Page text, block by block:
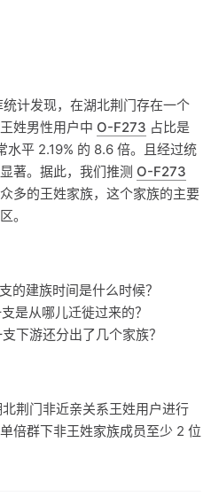
计发现，在湖北荆门存在一个
姓男性用户中 O-F273 占比是
水平 2.19% 的 8.6 倍。且经过统
著。据此，我们推测 O-F273
多的王姓家族，这个家族的主要
。
的建族时间是什么时候？
是从哪儿迁徙过来的？
下游还分出了几个家族？
荆门非近亲关系王姓用户进行
倍群下非王姓家族成员至少 2 位